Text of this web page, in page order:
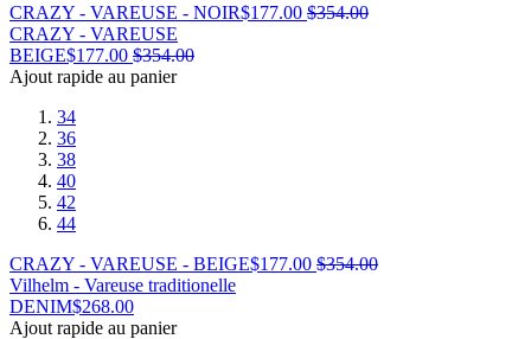
CRAZY - VAREUSE - NOIR$177.00 $354.00
CRAZY - VAREUSE
BEIGE$177.00 $354.00
Ajout rapide au panier
34
36
38
40
42
44
CRAZY - VAREUSE - BEIGE$177.00 $354.00
Vilhelm - Vareuse traditionelle
DENIM$268.00
Ajout rapide au panier